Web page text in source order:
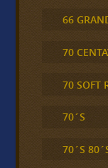
66
70
70 SOFT
70´S
70´S